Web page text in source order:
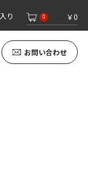
り 0 ￥0
お問い合わせ